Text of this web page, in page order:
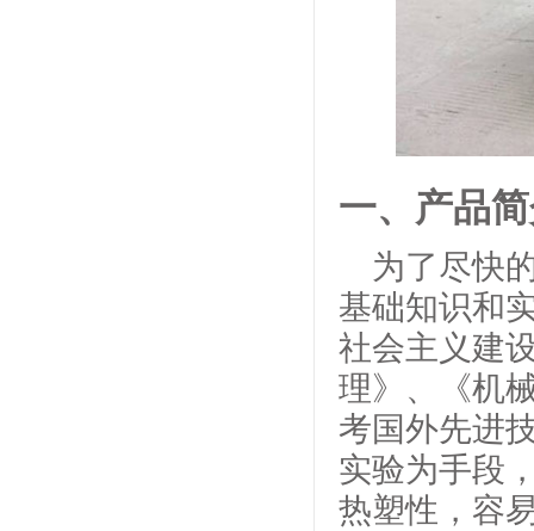
一、产品
为了尽快
基础知识和
社会主义建
理》、《机
考国外先进
实验为手段
热塑性，容